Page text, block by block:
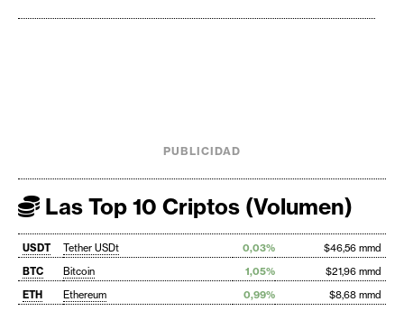
PUBLICIDAD
Las Top 10 Criptos (Volumen)
USDT Tether USDt 0,03%
$46,56 mmd
BTC
Bitcoin 1,05%
$21,96 mmd
ETH
Ethereum 0,99% $8,68 mmd